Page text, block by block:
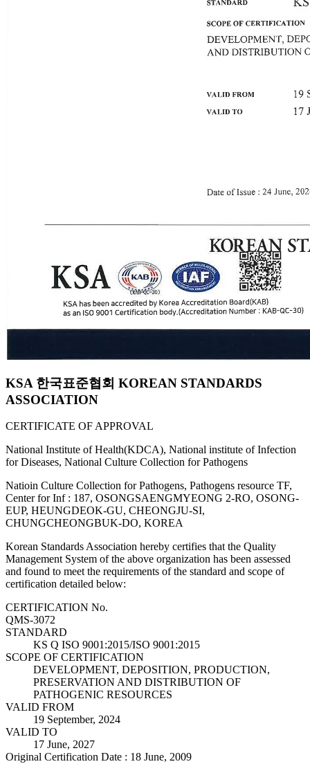
KSA 한국표준협회 KOREAN STANDARDS
ASSOCIATION
CERTIFICATE OF APPROVAL
National Institute of Health(KDCA), National institute of Infection
for Diseases, National Culture Collection for Pathogens
Natioin Culture Collection for Pathogens, Pathogens resource TF,
Center for Inf : 187, OSONGSAENGMYEONG 2-RO, OSONG-
EUP, HEUNGDEOK-GU, CHEONGJU-SI,
CHUNGCHEONGBUK-DO, KOREA
Korean Standards Association hereby certifies that the Quality
Management System of the above organization has been assessed
and found to meet the requirements of the standard and scope of
certification detailed below:
CERTIFICATION No.
QMS-3072
STANDARD
KS Q ISO 9001:2015/ISO 9001:2015
SCOPE OF CERTIFICATION
DEVELOPMENT, DEPOSITION, PRODUCTION,
PRESERVATION AND DISTRIBUTION OF
PATHOGENIC RESOURCES
VALID FROM
19 September, 2024
VALID TO
17 June, 2027
Original Certification Date : 18 June, 2009